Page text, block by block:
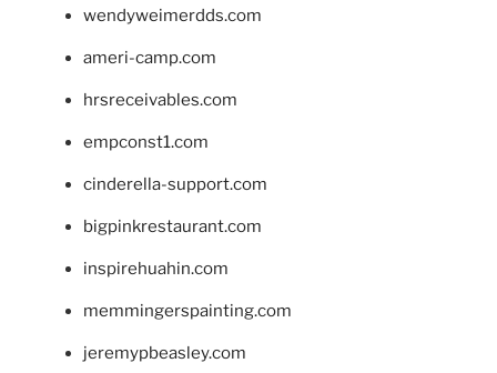
wendyweimerdds.com
ameri-camp.com
hrsreceivables.com
empconst1.com
cinderella-support.com
bigpinkrestaurant.com
inspirehuahin.com
memmingerspainting.com
jeremypbeasley.com